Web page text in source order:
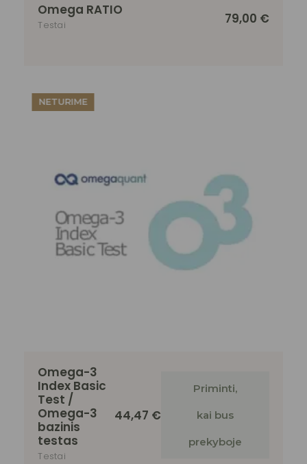
Omega RATIO
Testai 79,00 €
NETURIME
Omega-3
Index Basic
Test /
Omega-3
bazinis
testas
Testai
44,47 €
Priminti,
kai bus
prekyboje